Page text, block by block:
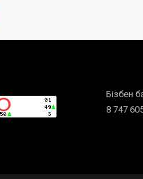
Бізбен
8 747